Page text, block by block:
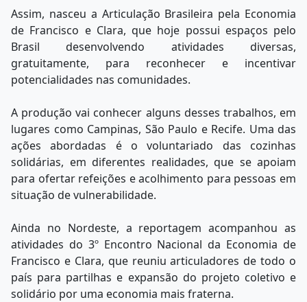
Assim, nasceu a Articulação Brasileira pela Economia
de Francisco e Clara, que hoje possui espaços pelo
Brasil desenvolvendo atividades diversas,
gratuitamente, para reconhecer e incentivar
potencialidades nas comunidades.
A produção vai conhecer alguns desses trabalhos, em
lugares como Campinas, São Paulo e Recife. Uma das
ações abordadas é o voluntariado das cozinhas
solidárias, em diferentes realidades, que se apoiam
para ofertar refeições e acolhimento para pessoas em
situação de vulnerabilidade.
Ainda no Nordeste, a reportagem acompanhou as
atividades do 3º Encontro Nacional da Economia de
Francisco e Clara, que reuniu articuladores de todo o
país para partilhas e expansão do projeto coletivo e
solidário por uma economia mais fraterna.